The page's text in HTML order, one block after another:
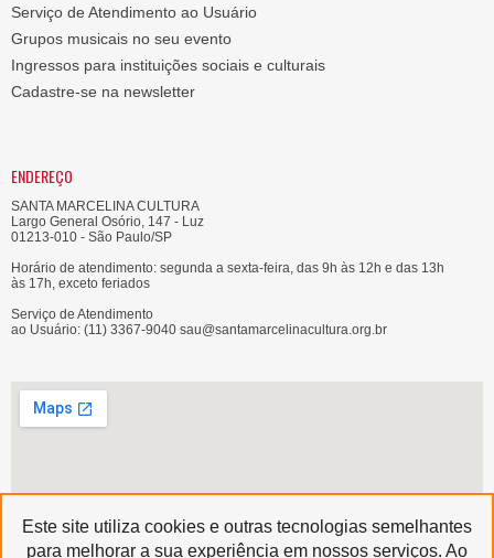
Serviço de Atendimento ao Usuário
Grupos musicais no seu evento
Ingressos para instituições sociais e culturais
Cadastre-se na newsletter
ENDEREÇO
SANTA MARCELINA CULTURA
Largo General Osório, 147 - Luz
01213-010 - São Paulo/SP
Horário de atendimento: segunda a sexta-feira, das 9h às 12h e das 13h
às 17h, exceto feriados
Serviço de Atendimento
ao Usuário: (11) 3367-9040 sau@santamarcelinacultura.org.br
Este site utiliza cookies e outras tecnologias semelhantes
para melhorar a sua experiência em nossos serviços. Ao